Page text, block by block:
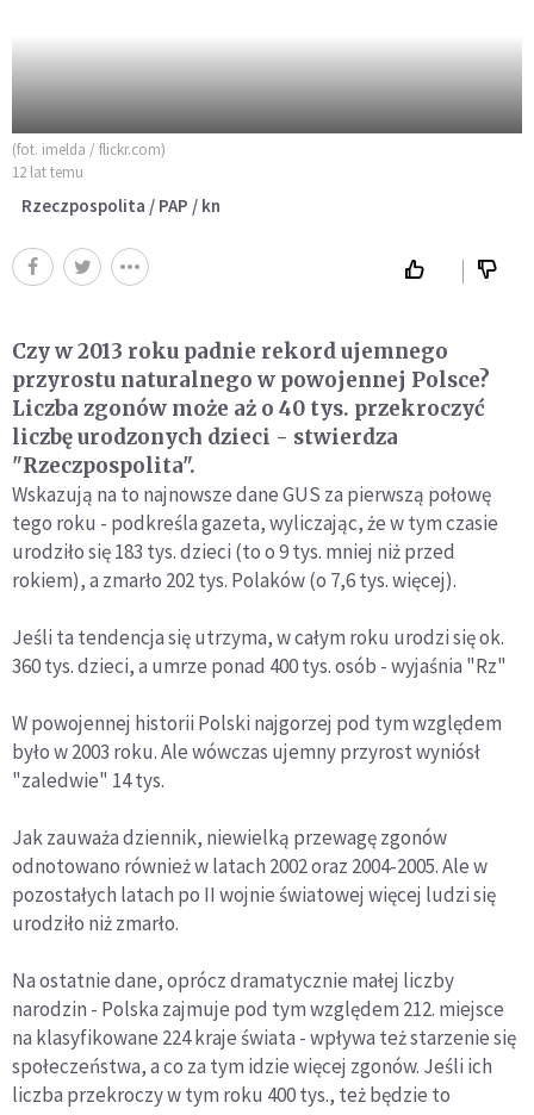
(fot. imelda / flickr.com)
12 lat temu
Rzeczpospolita / PAP / kn
Czy w 2013 roku padnie rekord ujemnego
przyrostu naturalnego w powojennej Polsce?
Liczba zgonów może aż o 40 tys. przekroczyć
liczbę urodzonych dzieci - stwierdza
"Rzeczpospolita".
Wskazują na to najnowsze dane GUS za pierwszą połowę
tego roku - podkreśla gazeta, wyliczając, że w tym czasie
urodziło się 183 tys. dzieci (to o 9 tys. mniej niż przed
rokiem), a zmarło 202 tys. Polaków (o 7,6 tys. więcej).
Jeśli ta tendencja się utrzyma, w całym roku urodzi się ok.
360 tys. dzieci, a umrze ponad 400 tys. osób - wyjaśnia "Rz"
W powojennej historii Polski najgorzej pod tym względem
było w 2003 roku. Ale wówczas ujemny przyrost wyniósł
"zaledwie" 14 tys.
Jak zauważa dziennik, niewielką przewagę zgonów
odnotowano również w latach 2002 oraz 2004-2005. Ale w
pozostałych latach po II wojnie światowej więcej ludzi się
urodziło niż zmarło.
Na ostatnie dane, oprócz dramatycznie małej liczby
narodzin - Polska zajmuje pod tym względem 212. miejsce
na klasyfikowane 224 kraje świata - wpływa też starzenie się
społeczeństwa, a co za tym idzie więcej zgonów. Jeśli ich
liczba przekroczy w tym roku 400 tys., też będzie to